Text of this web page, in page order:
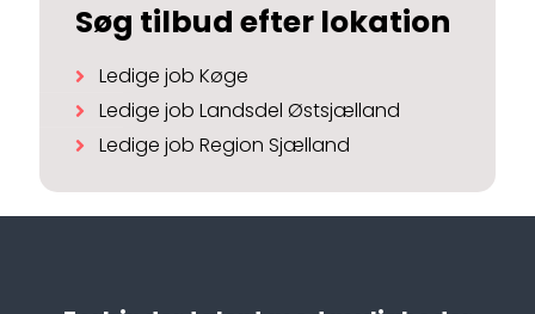
Søg tilbud efter lokation
Ledige job Køge
Ledige job Landsdel Østsjælland
Ledige job Region Sjælland